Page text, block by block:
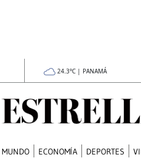
24.3°C | PANAMÁ
MUNDO ECONOMÍA DEPORTES